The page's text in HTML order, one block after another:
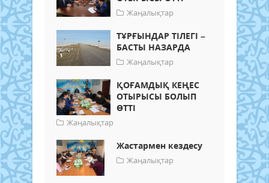
Жаңалықтар
ТҰРҒЫНДАР ТІЛЕГІ –
БАСТЫ НАЗАРДА
Жаңалықтар
ҚОҒАМДЫҚ КЕҢЕС
ОТЫРЫСЫ БОЛЫП
ӨТТІ
Жаңалықтар
Жастармен кездесу
Жаңалықтар